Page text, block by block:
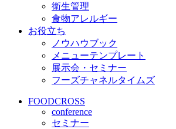
衛生管理
食物アレルギー
お役立ち
ノウハウブック
メニューテンプレート
展示会・セミナー
フーズチャネルタイムズ
FOODCROSS
conference
セミナー